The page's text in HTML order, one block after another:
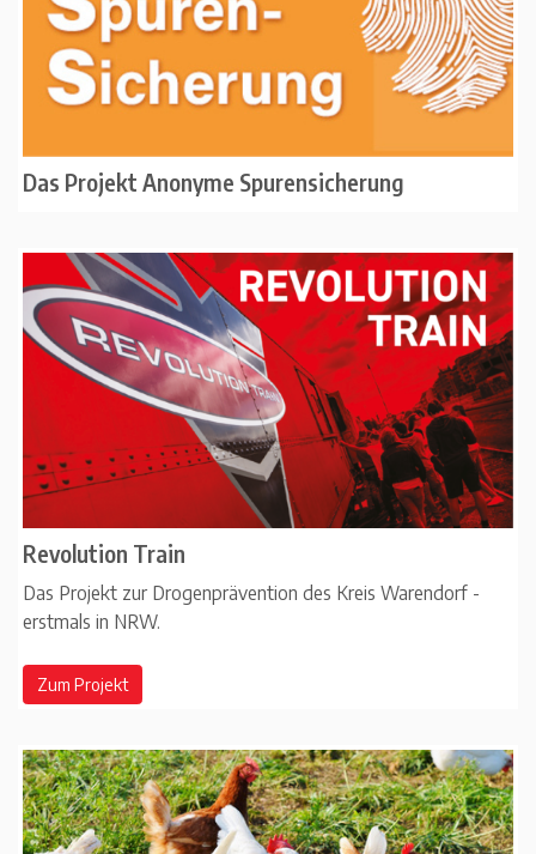
Das Projekt Anonyme Spurensicherung
Revolution Train
Das Projekt zur Drogenprävention des Kreis Warendorf -
erstmals in NRW.
Zum Projekt